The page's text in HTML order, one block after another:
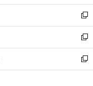
開
く
ウ
で
開
く
ン
ド
ウ
で
開
く
ウ
ィ
ン
ド
ウ
で
開
し
い
ウ
ィ
ン
ド
ウ
新
し
い
ウ
ィ
ン
新
し
い
ウ
新
し